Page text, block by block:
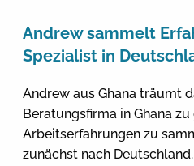
Andrew sammelt
Spezialist in
Andrew aus Ghana träumt
Beratungsfirma in Ghana
Arbeitserfahrungen zu
zunächst nach Deutschland.